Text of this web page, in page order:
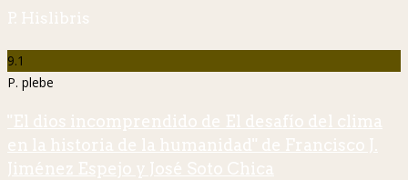
P. Hislibris
9.1
P. plebe
"El dios incomprendido de El desafío del clima
en la historia de la humanidad" de Francisco J.
Jiménez Espejo y José Soto Chica